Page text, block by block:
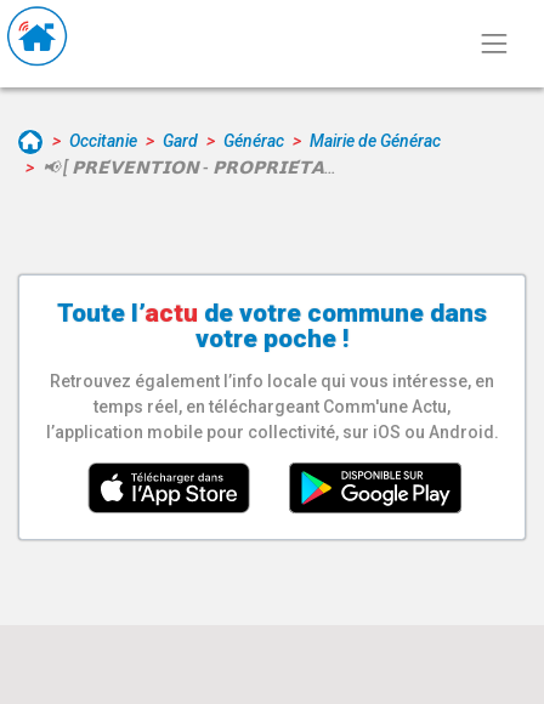
Occitanie Gard Générac
Mairie de Générac
📢 [ 𝗣𝗥𝗘́𝗩𝗘𝗡𝗧𝗜𝗢𝗡 - 𝗣𝗥𝗢𝗣𝗥𝗜𝗘́𝗧𝗔…
Toute l’actu de votre commune dans
votre poche !
Retrouvez également l’info locale qui vous intéresse, en
temps réel, en téléchargeant Comm'une Actu,
l’application mobile pour collectivité, sur iOS ou Android.